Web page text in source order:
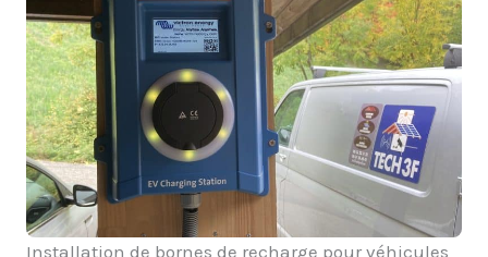
Installation de bornes de recharge pour véhicules